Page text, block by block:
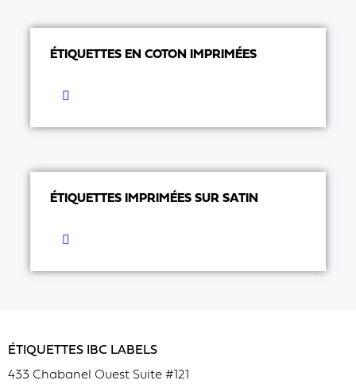
ÉTIQUETTES EN COTON IMPRIMÉES
ÉTIQUETTES IMPRIMÉES SUR SATIN
ÉTIQUETTES IBC LABELS
433 Chabanel Ouest Suite #121